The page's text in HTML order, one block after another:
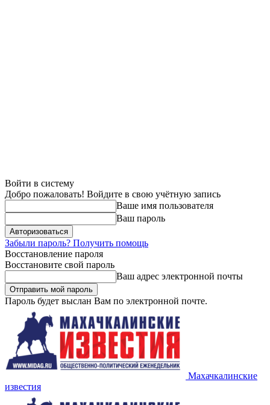
Войти в систему
Добро пожаловать! Войдите в свою учётную запись
Ваше имя пользователя
Ваш пароль
Забыли пароль? Получить помощь
Восстановление пароля
Восстановите свой пароль
Ваш адрес электронной почты
Пароль будет выслан Вам по электронной почте.
Махачкалинские
известия